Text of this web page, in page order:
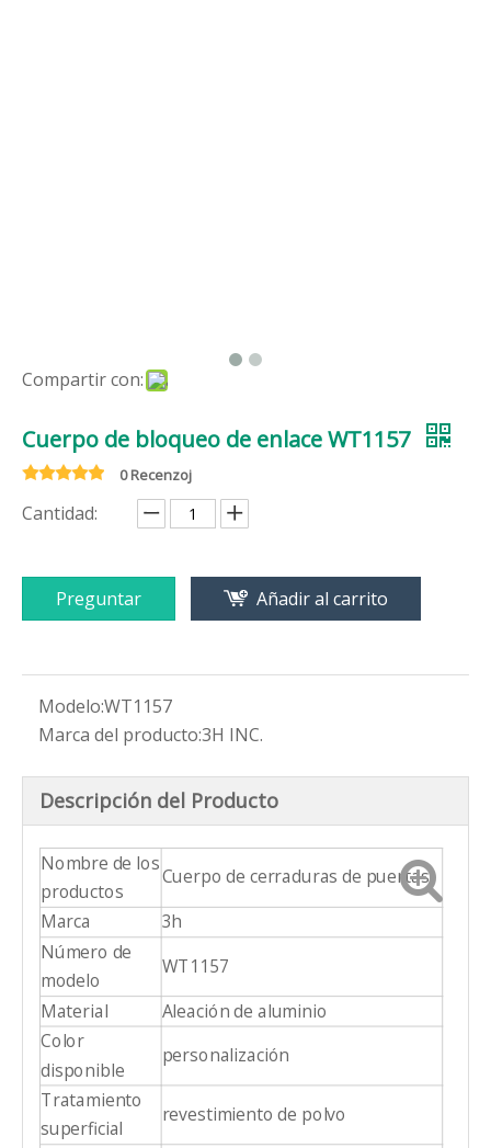
Compartir con:
Cuerpo de bloqueo de enlace WT1157
0 Recenzoj
Cantidad:
Preguntar Añadir al carrito
Modelo:WT1157
Marca del producto:3H INC.
Descripción del Producto
Nombre de los
productos
Cuerpo de cerraduras de puertas
Marca 3h
Número de
modelo
WT1157
Material
Aleación de aluminio
Color
disponible
personalización
Tratamiento
superficial
revestimiento de polvo